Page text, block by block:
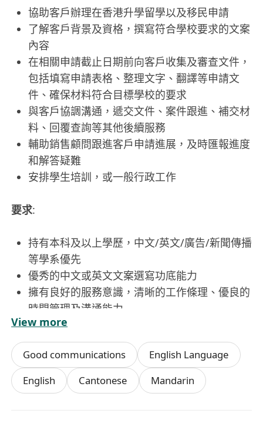
協助客戶辦理在香港升學留學以及移民申請
了解客戶背景及資格，撰寫符合學校要求的文案
內容
在相關申請截止日期前向客戶收集及審查文件，
包括填寫申請表格、整理文字、翻譯等申請文
件、確保材料符合目標學校的要求
與客戶協調溝通，遞交文件、案件跟進、補交材
料、回覆查詢等其他後續服務
輔助銷售顧問跟進客戶申請進展，及時匯報進度
和解答疑難
安排學生培訓，或一般行政工作
要求:
持有本科及以上學歷，中文/英文/廣告/新聞傳播
等學系優先
優秀的中文或英文文案選寫功底能力
擁有良好的服務意識，清晰的工作條理、優良的
時間管理及溝通能力
工作認真負責，工作效率高，具有一定的抗壓能
力及團隊意識
精通粵語以及懂得普通話優先
歡迎剛畢業的本港學生，IANG 非本地畢業生，
以及外籍人士
View more
Good communications
English Language
English
Cantonese Mandarin